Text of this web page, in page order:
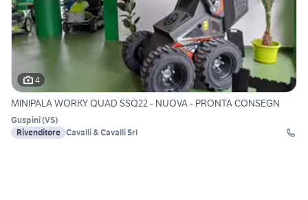
4
MINIPALA WORKY QUAD SSQ22 - NUOVA - PRONTA CONSEGN
Guspini(VS)
Rivenditore Cavalli & Cavalli Srl